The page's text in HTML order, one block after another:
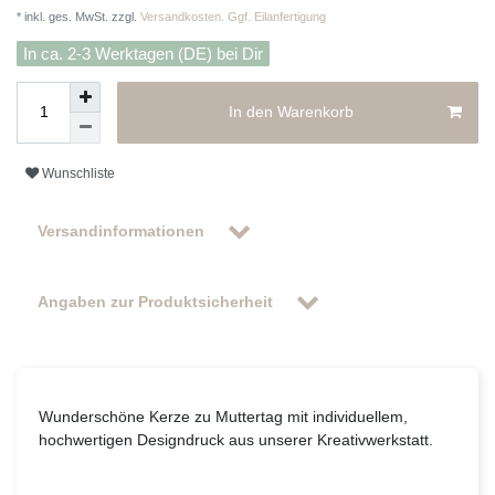
* inkl. ges. MwSt. zzgl. Versandkosten. Ggf. Eilanfertigung
In ca. 2-3 Werktagen (DE) bei Dir
In den Warenkorb
Wunschliste
Versandinformationen
Angaben zur Produktsicherheit
Wunderschöne Kerze zu Muttertag mit individuellem,
hochwertigen Designdruck aus unserer Kreativwerkstatt.